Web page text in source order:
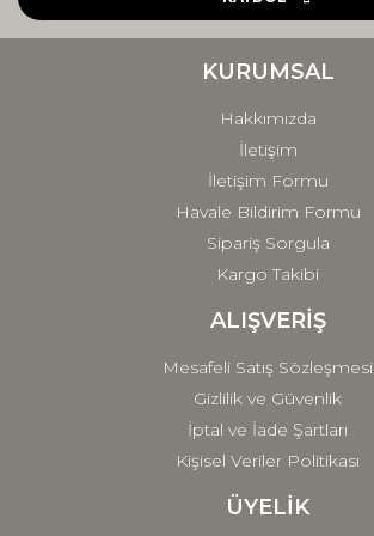
Ürün fiyatı diğer sitelerden daha pahalı.
Gönder
KURUMSAL
Hakkımızda
İletişim
İletişim Formu
Havale Bildirim Formu
Sipariş Sorgula
Kargo Takibi
ALIŞVERİŞ
Mesafeli Satış Sözleşmesi
Gizlilik ve Güvenlik
İptal ve İade Şartları
Kişisel Veriler Politikası
ÜYELİK